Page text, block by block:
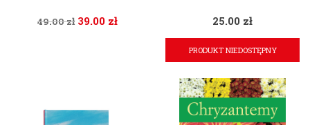
49.00zł 39.00 zł 25.00 zł
PRODUKT NIEDOSTĘPNY